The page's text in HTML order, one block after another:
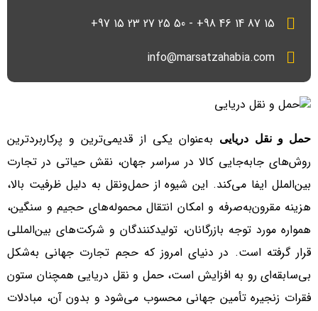
15 87 14 46 98+ - 50 25 27 23 15 97+
info@marsatzahabia.com
حمل و نقل دریایی
به‌عنوان یکی از قدیمی‌ترین و پرکاربردترین
روش‌های جابه‌جایی کالا در سراسر جهان، نقش حیاتی در تجارت
بین‌الملل ایفا می‌کند. این شیوه از حمل‌ونقل به دلیل ظرفیت بالا،
هزینه مقرون‌به‌صرفه و امکان انتقال محموله‌های حجیم و سنگین،
همواره مورد توجه بازرگانان، تولیدکنندگان و شرکت‌های بین‌المللی
قرار گرفته است. در دنیای امروز که حجم تجارت جهانی به‌شکل
بی‌سابقه‌ای رو به افزایش است، حمل و نقل دریایی همچنان ستون
فقرات زنجیره تأمین جهانی محسوب می‌شود و بدون آن، مبادلات